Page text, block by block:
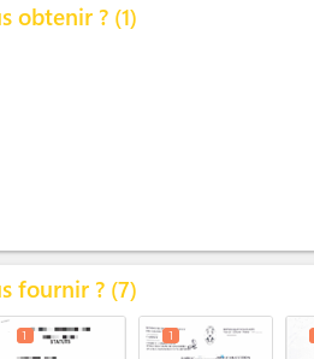
obtenir ? 1
fournir ? 7
1 1